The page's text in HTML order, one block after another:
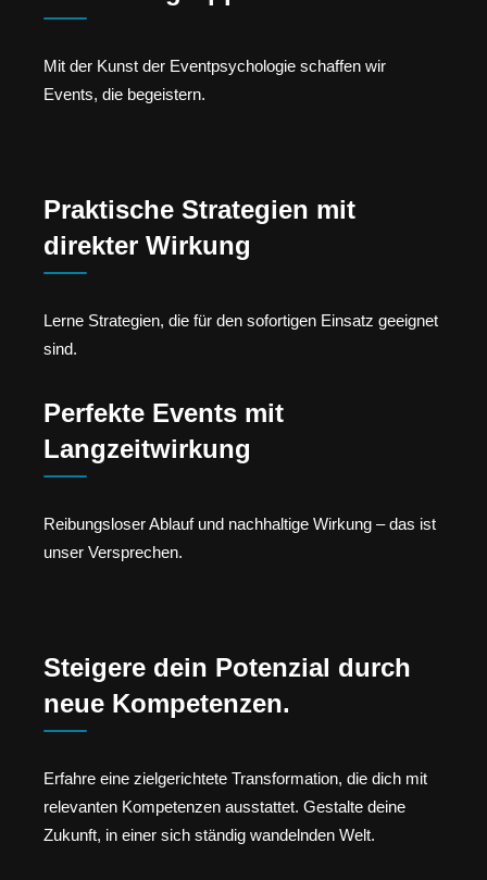
Mit der Kunst der Eventpsychologie schaffen wir
Events, die begeistern.
Praktische Strategien mit
direkter Wirkung
Lerne Strategien, die für den sofortigen Einsatz geeignet
sind.
Perfekte Events mit
Langzeitwirkung
Reibungsloser Ablauf und nachhaltige Wirkung – das ist
unser Versprechen.
Steigere dein Potenzial durch
neue Kompetenzen.
Erfahre eine zielgerichtete Transformation, die dich mit
relevanten Kompetenzen ausstattet. Gestalte deine
Zukunft, in einer sich ständig wandelnden Welt.